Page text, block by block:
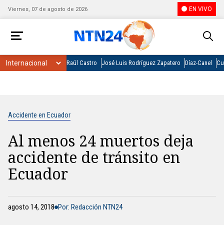
Viernes, 07 de agosto de 2026 EN VIVO
Raúl Castro José Luis Rodríguez Zapatero Díaz-Canel
Accidente en Ecuador
Al menos 24 muertos deja
accidente de tránsito en
Ecuador
agosto 14, 2018 Por: Redacción NTN24